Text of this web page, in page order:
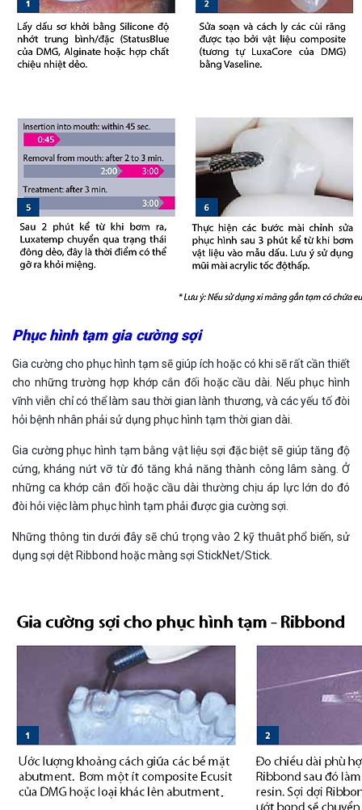
Phục hình tạm gia cường sợi
Gia cường cho phục hình tạm sẽ giúp ích hoặc có khi sẽ rất cần thiết
cho những trường hợp khớp cắn đối hoặc cầu dài. Nếu phục hình
vĩnh viễn chỉ có thể làm sau thời gian lành thương, và các yếu tố đòi
hỏi bệnh nhân phải sử dụng phục hình tạm thời gian dài.
Gia cường phục hình tạm bằng vật liệu sợi đặc biệt sẽ giúp tăng độ
cứng, kháng nứt vỡ từ đó tăng khả năng thành công lâm sàng. Ở
những ca khớp cắn đối hoặc cầu dài thường chịu áp lực lớn do đó
đòi hỏi việc làm phục hình tạm phải được gia cường sợi.
Những thông tin dưới đây sẽ chú trọng vào 2 kỹ thuât phổ biến, sử
dụng sợi dệt Ribbond hoặc màng sợi StickNet/Stick.